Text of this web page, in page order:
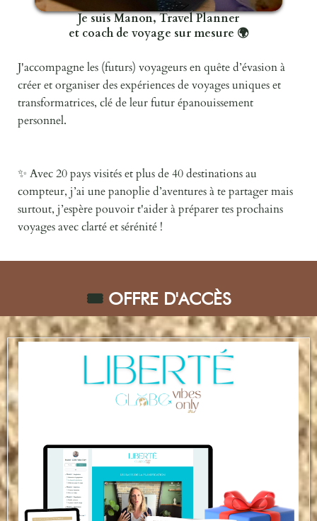
Je suis Manon, Travel Planner
et coach de voyage sur mesure 🌍
J'accompagne les (futurs) voyageurs en quête d’évasion à
créer et organiser des expériences de voyages uniques et
transformatrices, clé de leur futur épanouissement
personnel.
✨ Avec 20 pays visités et plus de 40 destinations au
compteur, j’ai une panoplie d’aventures à te partager mais
surtout, j’espère pouvoir t'aider à préparer tes prochains
voyages avec clarté et sérénité !
🎟️ OFFRE D'ACCÈS